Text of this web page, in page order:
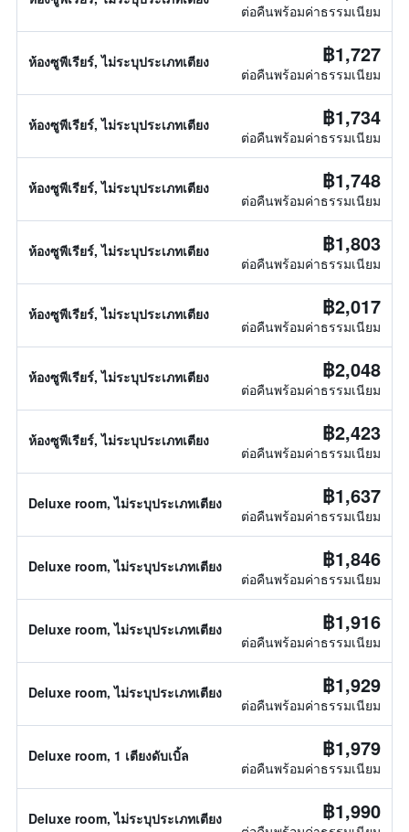
ต่อคืนพร้อมค่าธรรมเนียม
ห้องซูพีเรียร์, ไม่ระบุประเภทเตียง ฿1,727
ต่อคืนพร้อมค่าธรรมเนียม
ห้องซูพีเรียร์, ไม่ระบุประเภทเตียง ฿1,734
ต่อคืนพร้อมค่าธรรมเนียม
ห้องซูพีเรียร์, ไม่ระบุประเภทเตียง ฿1,748
ต่อคืนพร้อมค่าธรรมเนียม
ห้องซูพีเรียร์, ไม่ระบุประเภทเตียง ฿1,803
ต่อคืนพร้อมค่าธรรมเนียม
ห้องซูพีเรียร์, ไม่ระบุประเภทเตียง ฿2,017
ต่อคืนพร้อมค่าธรรมเนียม
ห้องซูพีเรียร์, ไม่ระบุประเภทเตียง ฿2,048
ต่อคืนพร้อมค่าธรรมเนียม
ห้องซูพีเรียร์, ไม่ระบุประเภทเตียง ฿2,423
ต่อคืนพร้อมค่าธรรมเนียม
Deluxe room, ไม่ระบุประเภทเตียง ฿1,637
ต่อคืนพร้อมค่าธรรมเนียม
Deluxe room, ไม่ระบุประเภทเตียง ฿1,846
ต่อคืนพร้อมค่าธรรมเนียม
Deluxe room, ไม่ระบุประเภทเตียง ฿1,916
ต่อคืนพร้อมค่าธรรมเนียม
Deluxe room, ไม่ระบุประเภทเตียง ฿1,929
ต่อคืนพร้อมค่าธรรมเนียม
Deluxe room, 1 เตียงดับเบิ้ล ฿1,979
ต่อคืนพร้อมค่าธรรมเนียม
Deluxe room, ไม่ระบุประเภทเตียง ฿1,990